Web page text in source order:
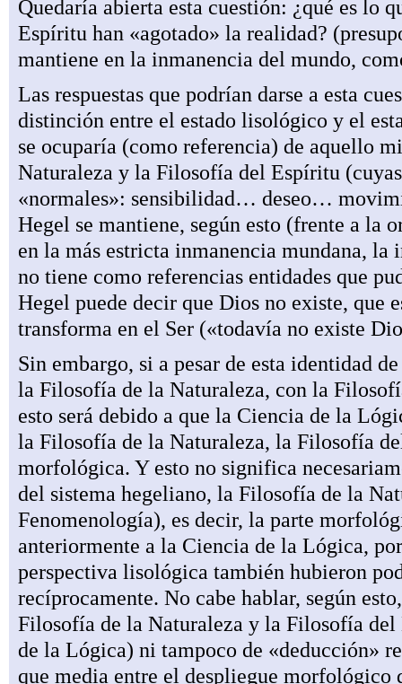
Quedaría abierta esta cuestión: ¿qué es lo
Espíritu han «agotado» la realidad?
mantiene en la inmanencia del mundo,
Las respuestas que podrían darse a esta
distinción entre el estado lisológico y el
se ocuparía (como referencia) de aquello
Naturaleza y la Filosofía del Espíritu
«normales»: sensibilidad… deseo…
Hegel se mantiene, según esto (frente a la
en la más estricta inmanencia mundana,
no tiene como referencias entidades que
Hegel puede decir que Dios no existe, que
transforma en el Ser («todavía no existe
Sin embargo, si a pesar de esta identidad
la Filosofía de la Naturaleza, con la
esto será debido a que la Ciencia de la
la Filosofía de la Naturaleza, la Filosofía
morfológica. Y esto no significa
del sistema hegeliano, la Filosofía de la
Fenomenología), es decir, la parte
anteriormente a la Ciencia de la Lógica,
perspectiva lisológica también hubieron
recíprocamente. No cabe hablar, según
Filosofía de la Naturaleza y la Filosofía
de la Lógica) ni tampoco de «deducción»
que media entre el despliegue morfológico